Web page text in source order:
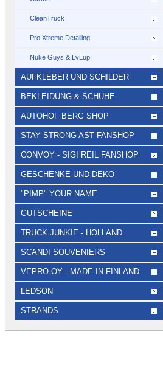
CleanTruck
Pro Xtreme Detailing
Nuke Guys & LvLup
AUFKLEBER UND SCHILDER
BEKLEIDUNG & SCHUHE
AUTOHOF BERG SHOP
STAY STRONG AST FANSHOP
CONVOY - SIGI REIL FANSHOP
GESCHENKE UND DEKO
"PIMP" YOUR NAME
GUTSCHEINE
TRUCK JUNKIE - HOLLAND
SCANDI SOUVENIERS
VEPRO OY - MADE IN FINLAND
LEDSON
STRANDS